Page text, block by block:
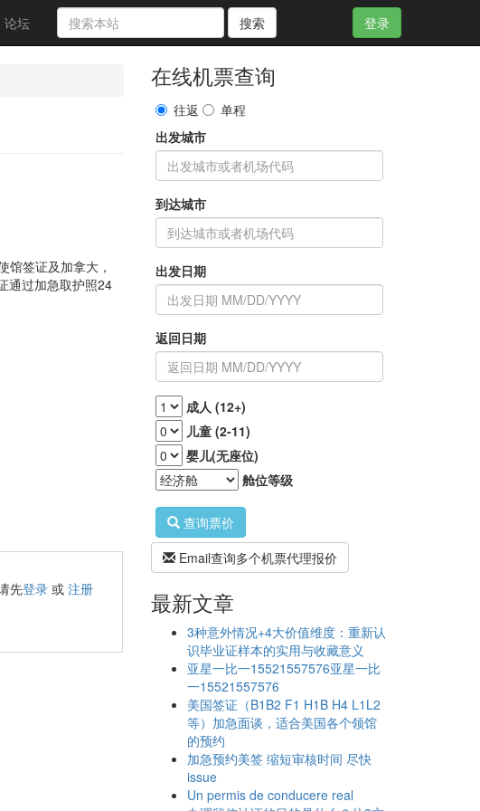
论坛 搜索 登录
签证及加拿大，
通过加急取护照24
先登录 或 注册
在线机票查询
往返
单程
出发城市
到达城市
出发日期
返回日期
成人 (12+)
儿童 (2-11)
婴儿(无座位)
舱位等级
查询票价
Email查询多个机票代理报价
最新文章
3种意外情况+4大价值维度：重新认
识毕业证样本的实用与收藏意义
亚星一比一15521557576亚星一比
一15521557576
美国签证（B1B2 F1 H1B H4 L1L2
等）加急面谈，适合美国各个领馆
的预约
加急预约美签 缩短审核时间 尽快
issue
Un permis de conducere real